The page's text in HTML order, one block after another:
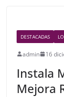
o
o
k
DESTACADAS
admin 16
Instala
Mejora